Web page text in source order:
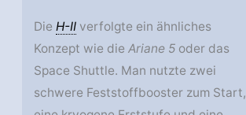
DieH-II verfolgte ein ähnliches
Konzept wie dieAriane 5 oder das
Space Shuttle. Man nutzte zwei
schwere Feststoffbooster zum Start,